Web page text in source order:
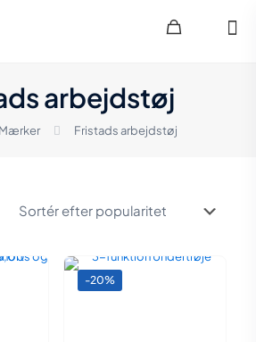
arbejdstøj
Mærker Fristads arbejdstøj
-20%